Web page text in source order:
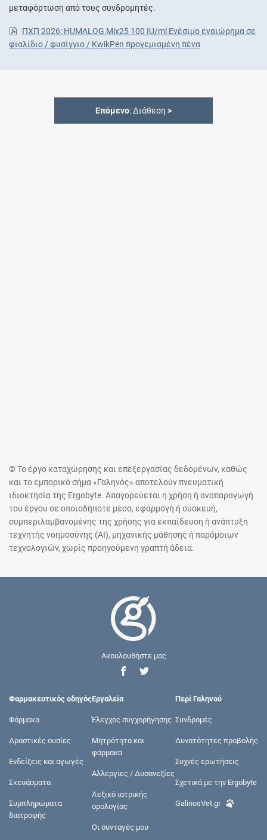
μεταφόρτωση από τους συνδρομητές.
ΠΧΠ 2026: HUMALOG Mix25 100 IU/ml Eνέσιμο εναιώρημα σε
φιαλίδιο / φυσίγγιο / KwikPen προγεμισμένη πένα
Επόμενο: Διάθεση >
© Το έργο καταχώρησης και επεξεργασίας δεδομένων, καθώς
και το εμπορικό σήμα «Γαληνός» αποτελούν πνευματική
ιδιοκτησία της Ergobyte. Απαγορεύεται η χρήση ή αναπαραγωγή
του έργου σε οποιοδήποτε μέσο, εφαρμογή ή συσκευή,
συμπεριλαμβανομένης της χρήσης για εκπαίδευση ή ανάπτυξη
τεχνητής νοημοσύνης (AI), μηχανικής μάθησης ή παρόμοιων
τεχνολογιών, χωρίς προηγούμενη γραπτή άδεια.
Ακουλουθήστε μας
Φαρμακευτικός οδηγός
Φάρμακα
Δραστικές ουσίες
Ενδείξεις και αγωγές
Σκευάσματα
Συμπληρώματα
διατροφής
Εργαλεία
Έλεγχος συγχορήγησης
Μητρότητα και
φάρμακα
Αλλεργίες / Δυσανεξίες
Λεξικό ιατρικής
ορολογίας
Οι συνταγές μου
Περί Γαληνού
Συνδρομές
Δυνατότητες προβολής
Συχνές ερωτήσεις
Σχετικά με την Ergobyte
GalinosVet.gr